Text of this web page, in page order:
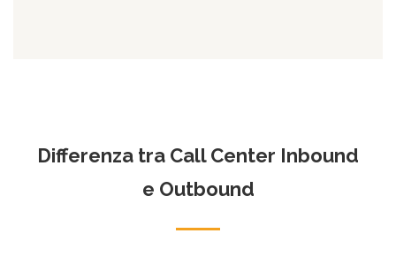
Differenza tra Call Center Inbound
e Outbound